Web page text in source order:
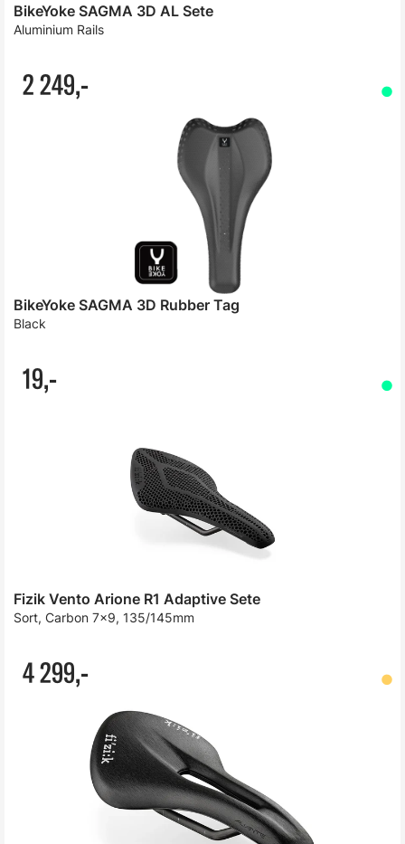
BikeYoke SAGMA 3D AL Sete
Aluminium Rails
2 249,-
BikeYoke SAGMA 3D Rubber Tag
Black
19,-
Fizik Vento Arione R1 Adaptive Sete
Sort, Carbon 7x9, 135/145mm
4 299,-